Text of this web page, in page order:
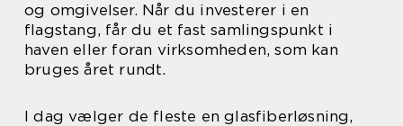
og omgivelser. Når du investerer i en
flagstang, får du et fast samlingspunkt i
haven eller foran virksomheden, som kan
bruges året rundt.
I dag vælger de fleste en glasfiberløsning,